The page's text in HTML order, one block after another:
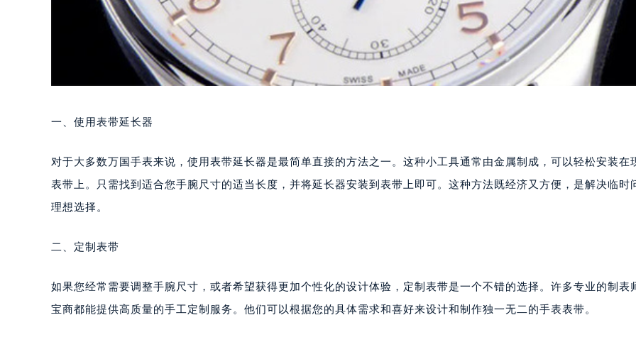
一、使用表带延长器
对于大多数万国手表来说，使用表带延长器是最简单直接的方法之一。这种小工具通常由金属制成，可以轻松安装在
表带上。只需找到适合您手腕尺寸的适当长度，并将延长器安装到表带上即可。这种方法既经济又方便，是解决临时
理想选择。
二、定制表带
如果您经常需要调整手腕尺寸，或者希望获得更加个性化的设计体验，定制表带是一个不错的选择。许多专业的制表
宝商都能提供高质量的手工定制服务。他们可以根据您的具体需求和喜好来设计和制作独一无二的手表表带。